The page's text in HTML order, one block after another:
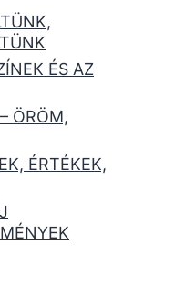
ÉS AZ
ÖRÖM,
ÉRTÉKEK,